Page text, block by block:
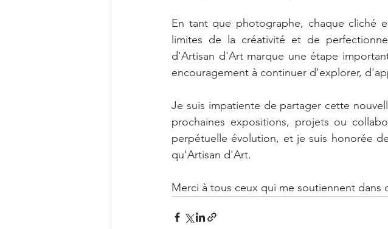
En tant que photographe, chaque cliché
limites de la créativité et de
d'Artisan d'Art marque une étape
encouragement à continuer d'explorer,
Je suis impatiente de partager cette
prochaines expositions, projets ou
perpétuelle évolution, et je suis honorée
qu'Artisan d'Art.
Merci à tous ceux qui me soutiennent dans